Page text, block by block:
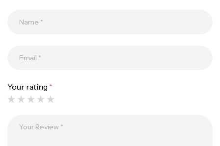
Your rating *
Expanded